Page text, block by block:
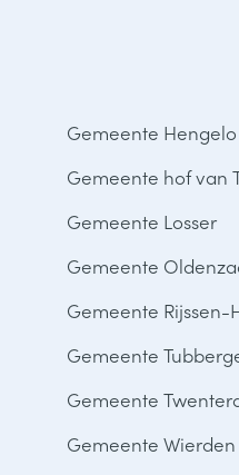
Gemeente Hengelo
Gemeente hof van
Gemeente Losser
Gemeente
Gemeente Rijssen-
Gemeente
Gemeente
Gemeente Wierden